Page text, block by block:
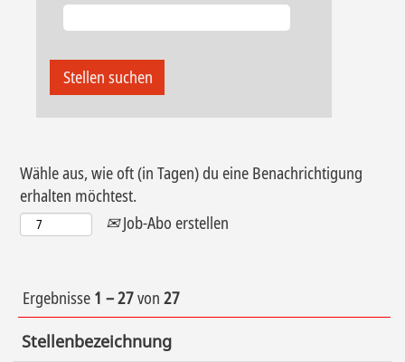
Wähle aus, wie oft (in Tagen) du eine Benachrichtigung
erhalten möchtest.
Job-Abo erstellen
Ergebnisse 1 – 27von 27
Stellenbezeichnung